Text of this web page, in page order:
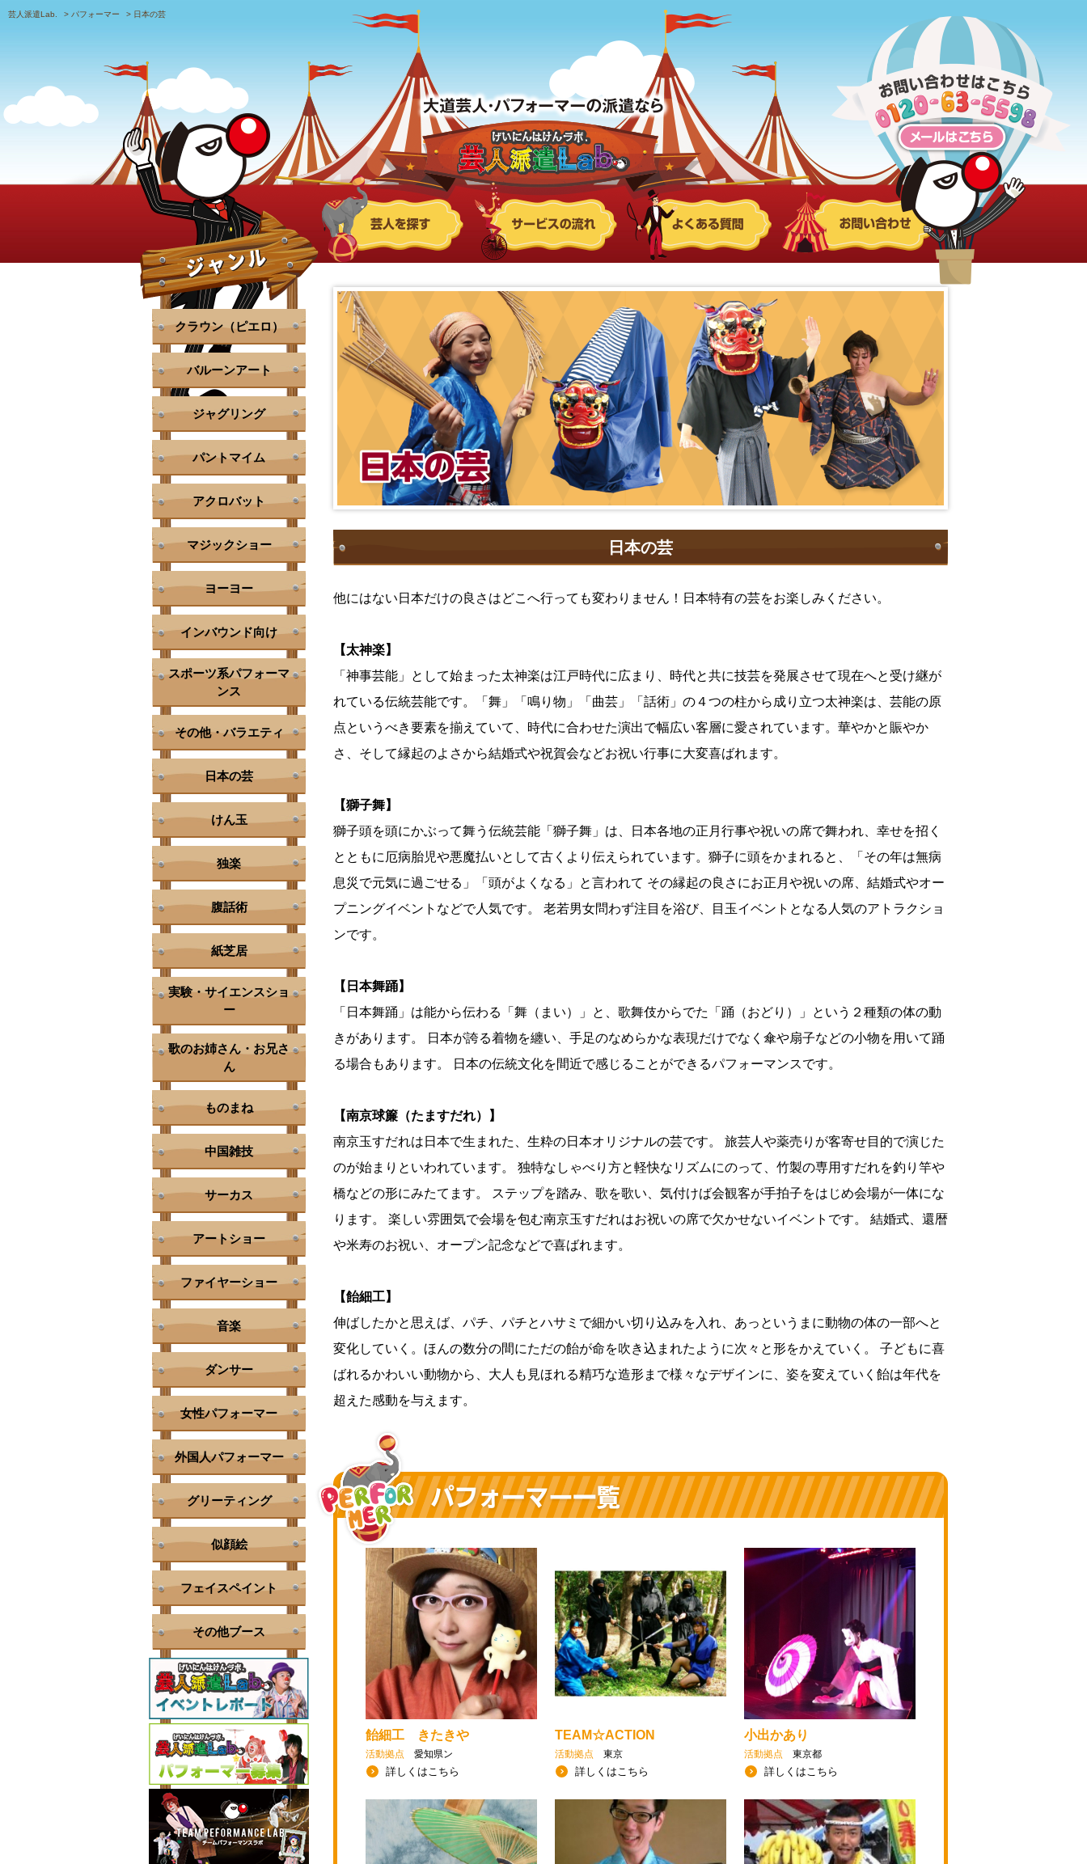
芸人派遣Lab. > パフォーマー > 日本の芸
日本の芸
他にはない日本だけの良さはどこへ行っても変わりません！日本特有の芸をお楽しみください。
【太神楽】
「神事芸能」として始まった太神楽は江戸時代に広まり、時代と共に技芸を発展させて現在へと受け継が
れている伝統芸能です。「舞」「鳴り物」「曲芸」「話術」の４つの柱から成り立つ太神楽は、芸能の原
点というべき要素を揃えていて、時代に合わせた演出で幅広い客層に愛されています。華やかと賑やか
さ、そして縁起のよさから結婚式や祝賀会などお祝い行事に大変喜ばれます。
【獅子舞】
獅子頭を頭にかぶって舞う伝統芸能「獅子舞」は、日本各地の正月行事や祝いの席で舞われ、幸せを招く
とともに厄病胎児や悪魔払いとして古くより伝えられています。獅子に頭をかまれると、「その年は無病
息災で元気に過ごせる」「頭がよくなる」と言われて その縁起の良さにお正月や祝いの席、結婚式やオー
プニングイベントなどで人気です。 老若男女問わず注目を浴び、目玉イベントとなる人気のアトラクショ
ンです。
【日本舞踊】
「日本舞踊」は能から伝わる「舞（まい）」と、歌舞伎からでた「踊（おどり）」という２種類の体の動
きがあります。 日本が誇る着物を纏い、手足のなめらかな表現だけでなく傘や扇子などの小物を用いて踊
る場合もあります。 日本の伝統文化を間近で感じることができるパフォーマンスです。
【南京球簾（たますだれ）】
南京玉すだれは日本で生まれた、生粋の日本オリジナルの芸です。 旅芸人や薬売りが客寄せ目的で演じた
のが始まりといわれています。 独特なしゃべり方と軽快なリズムにのって、竹製の専用すだれを釣り竿や
橋などの形にみたてます。 ステップを踏み、歌を歌い、気付けば会観客が手拍子をはじめ会場が一体にな
ります。 楽しい雰囲気で会場を包む南京玉すだれはお祝いの席で欠かせないイベントです。 結婚式、還暦
や米寿のお祝い、オープン記念などで喜ばれます。
【飴細工】
伸ばしたかと思えば、パチ、パチとハサミで細かい切り込みを入れ、あっというまに動物の体の一部へと
変化していく。ほんの数分の間にただの飴が命を吹き込まれたように次々と形をかえていく。 子どもに喜
ばれるかわいい動物から、大人も見ほれる精巧な造形まで様々なデザインに、姿を変えていく飴は年代を
超えた感動を与えます。
飴細工 きたきや
活動拠点 愛知県ン
詳しくはこちら
TEAM☆ACTION
活動拠点 東京
詳しくはこちら
小出かあり
活動拠点 東京都
詳しくはこちら
クラウン（ピエロ）
バルーンアート
ジャグリング
パントマイム
アクロバット
マジックショー
ヨーヨー
インバウンド向け
スポーツ系パフォーマ
ンス
その他・バラエティ
日本の芸
けん玉
独楽
腹話術
紙芝居
実験・サイエンスショ
ー
歌のお姉さん・お兄さ
ん
ものまね
中国雑技
サーカス
アートショー
ファイヤーショー
音楽
ダンサー
女性パフォーマー
外国人パフォーマー
グリーティング
似顔絵
フェイスペイント
その他ブース